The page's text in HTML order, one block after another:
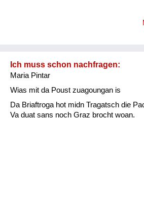
Ich muss schon nachfragen:
Maria Pintar
Wias mit da Poust zuagoungan is
Da Briaftroga hot midn Tragatsch die
Va duat sans noch Graz brocht woan.